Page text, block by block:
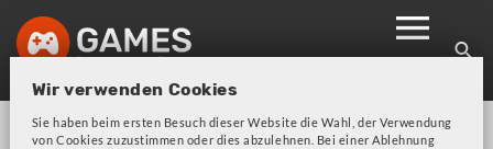
Skip
to
navigation
Wir verwenden Cookies
Sie haben beim ersten Besuch dieser Website die Wahl, der Verwendung
von Cookies zuzustimmen oder dies abzulehnen. Bei einer Ablehnung